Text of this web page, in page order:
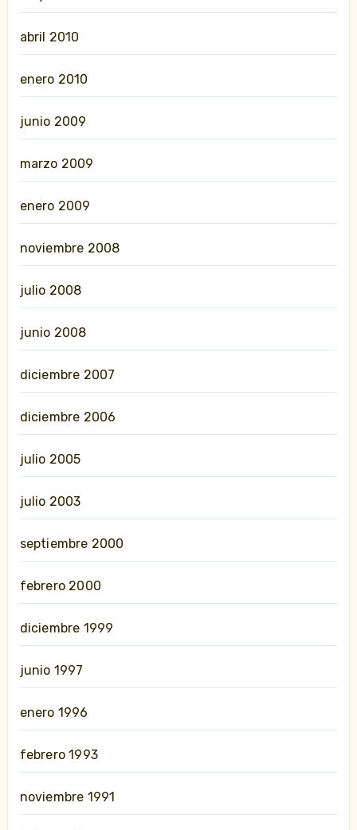
abril 2010
enero 2010
junio 2009
marzo 2009
enero 2009
noviembre 2008
julio 2008
junio 2008
diciembre 2007
diciembre 2006
julio 2005
julio 2003
septiembre 2000
febrero 2000
diciembre 1999
junio 1997
enero 1996
febrero 1993
noviembre 1991